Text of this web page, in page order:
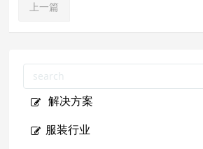
上一篇
解决方案
服装行业